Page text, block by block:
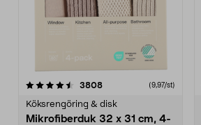
3808recensioner (9,97/st)
Köksrengöring & disk
Mikrofiberduk 32 x 31 cm, 4-
4.0av 5 stjärnor